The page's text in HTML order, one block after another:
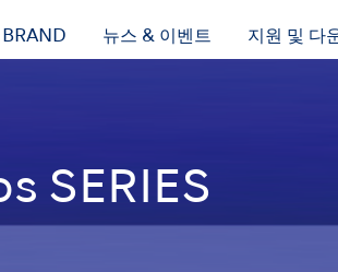
BRAND 뉴스 & 이벤트 지원 및 다
SERIES